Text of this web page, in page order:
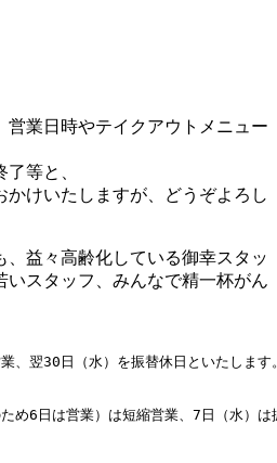
営業日時やテイクアウトメニュー
等と、
かけいたしますが、どうぞよろし
、益々高齢化している御幸スタッ
いスタッフ、みんなで精一杯がん
、翌30日（水）を振替休日といたします
め6日は営業）は短縮営業、7日（水）は